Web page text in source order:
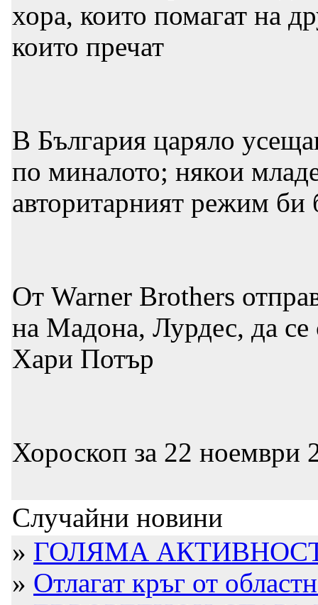
хора, които помагат на
които пречат
В България царяло
по миналото; някои
авторитарният режим би
От Warner Brothers
на Мадона, Лурдес, да
Хари Потър
Хороскоп за 22 ноември
Случайни новини
» ГОЛЯМА
» Отлагат кръг от